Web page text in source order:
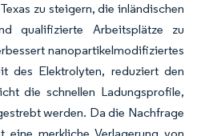
zu steigern, die inländischen
qualifizierte Arbeitsplätze zu
nanopartikelmodifiziertes
des Elektrolyten, reduziert den
die schnellen Ladungsprofile,
werden. Da die Nachfrage